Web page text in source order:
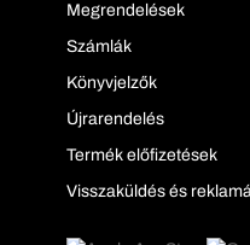
Megrendelések
Számlák
Könyvjelzők
Újrarendelés
Termék előfizetések
Visszaküldés és